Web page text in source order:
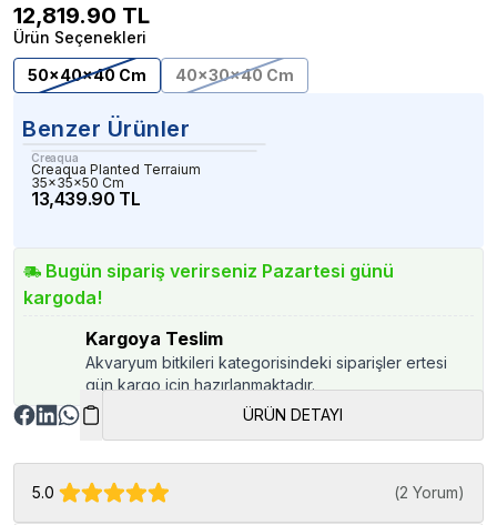
12,819.90 TL
Ürün Seçenekleri
50x40x40 Cm
40x30x40 Cm
Benzer Ürünler
Creaqua
Creaqua Planted Terraium
35x35x50 Cm
13,439.90 TL
Bugün sipariş verirseniz Pazartesi günü
kargoda!
Kargoya Teslim
Akvaryum bitkileri kategorisindeki siparişler ertesi
gün kargo için hazırlanmaktadır.
ÜRÜN DETAYI
5.0 (2 Yorum)